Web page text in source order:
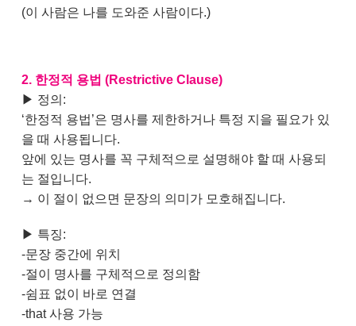
(이 사람은 나를 도와준 사람이다.)
2. 한정적 용법 (Restrictive Clause)
▶ 정의:
‘한정적 용법’은 명사를 제한하거나 특정 지을 필요가 있
을 때 사용됩니다.
앞에 있는 명사를 꼭 구체적으로 설명해야 할 때 사용되
는 절입니다.
→ 이 절이 없으면 문장의 의미가 모호해집니다.
▶ 특징:
-문장 중간에 위치
-절이 명사를 구체적으로 정의함
-쉼표 없이 바로 연결
-that 사용 가능